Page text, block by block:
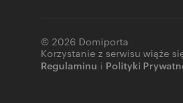
© 2026 Domiporta
Korzystanie z serwisu wiąże
Regulaminu i Polityki